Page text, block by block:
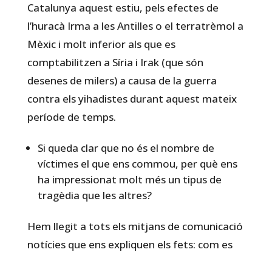
Catalunya aquest estiu, pels efectes de
l’huracà Irma a les Antilles o el terratrèmol a
Mèxic i molt inferior als que es
comptabilitzen a Síria i Irak (que són
desenes de milers) a causa de la guerra
contra els yihadistes durant aquest mateix
període de temps.
Si queda clar que no és el nombre de
víctimes el que ens commou, per què ens
ha impressionat molt més un tipus de
tragèdia que les altres?
Hem llegit a tots els mitjans de comunicació
notícies que ens expliquen els fets: com es